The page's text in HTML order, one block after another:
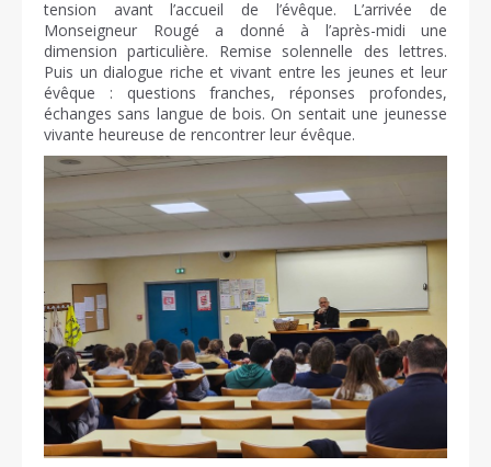
tension avant l’accueil de l’évêque. L’arrivée de
Monseigneur Rougé a donné à l’après-midi une
dimension particulière. Remise solennelle des lettres.
Puis un dialogue riche et vivant entre les jeunes et leur
évêque : questions franches, réponses profondes,
échanges sans langue de bois. On sentait une jeunesse
vivante heureuse de rencontrer leur évêque.